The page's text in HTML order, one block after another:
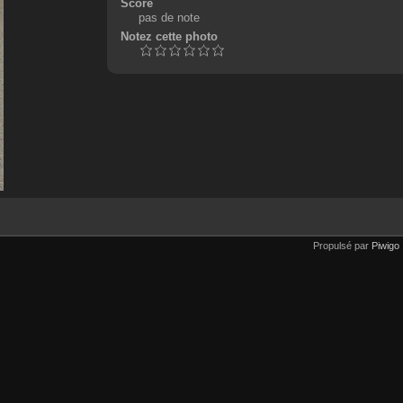
Score
pas de note
Notez cette photo
Propulsé par Piwigo